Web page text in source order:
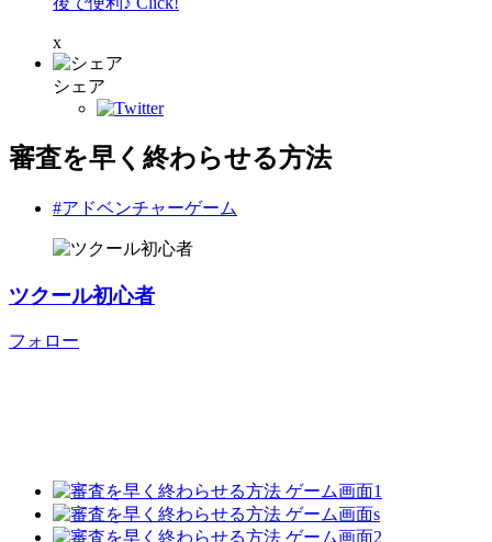
x
シェア
審査を早く終わらせる方法
#アドベンチャーゲーム
ツクール初心者
フォロー